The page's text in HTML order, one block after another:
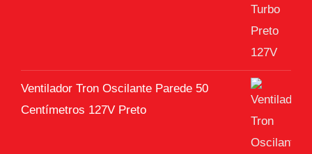
Ventilador Tron Oscilante Parede 50
Centímetros 127V Preto